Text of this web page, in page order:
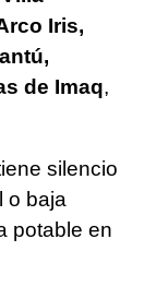
Iris,
de Imaq,
silencio
o baja
potable en